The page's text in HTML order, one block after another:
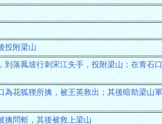
投附梁山
落鳳坡行刺宋江失手，投附梁山；在青石
花狐狸所擒，被王英救出；其後暗助梁山
擒問斬，其後被救上梁山